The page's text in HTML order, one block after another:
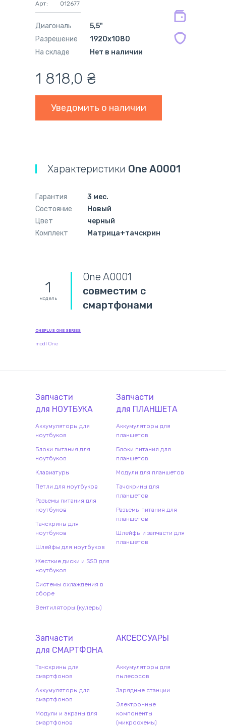
Арт:
012677
Диагональ
5,5"
Разрешение
1920x1080
На складе
Нет в наличии
1 818,0 ₴
Уведомить о наличии
мес.
Характеристики One A0001
Гарантия
3 мес.
Состояние
Новый
Цвет
черный
Комплект
Матрица+тачскрин
1
модель
One A0001
совместим с
смартфонами
ONEPLUS ONE SERIES
modl One
Запчасти
для НОУТБУКА
Аккумуляторы для
ноутбуков
Блоки питания для
ноутбуков
Клавиатуры
Петли для ноутбуков
Разъемы питания для
ноутбуков
Тачскрины для
ноутбуков
Шлейфы для ноутбуков
Жесткие диски и SSD для
ноутбуков
Системы охлаждения в
сборе
Вентиляторы (кулеры)
Запчасти
для ПЛАНШЕТА
Аккумуляторы для
планшетов
Блоки питания для
планшетов
Модули для планшетов
Тачскрины для
планшетов
Разъемы питания для
планшетов
Шлейфы и запчасти для
планшетов
Запчасти
для СМАРТФОНА
Тачскрины для
смартфонов
Аккумуляторы для
смартфонов
Модули и экраны для
смартфонов
АКСЕССУАРЫ
Аккумуляторы для
пылесосов
Зарядные станции
Электронные
компоненты
(микросхемы)